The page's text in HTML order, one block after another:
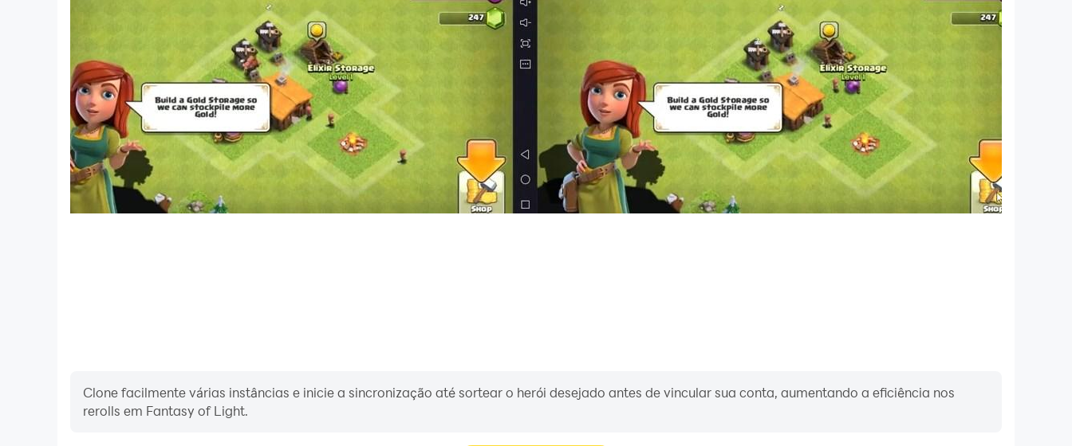
Clone facilmente várias instâncias e inicie a sincronização até sortear o herói desejado antes de vincular sua conta, aumentando a eficiência nos
rerolls em Fantasy of Light.